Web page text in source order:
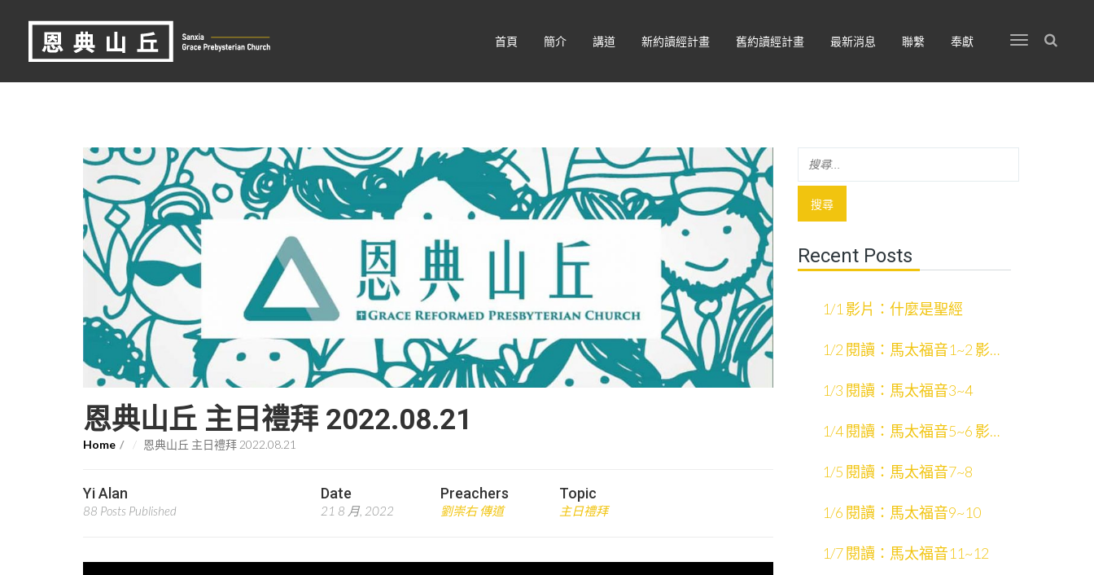
首頁 簡介 講道 新約讀經計畫 舊約讀經計畫 最新消息 聯繫 奉獻
恩典山丘 主日禮拜 2022.08.21
Home 恩典山丘 主日禮拜 2022.08.21
Yi Alan
88 Posts Published
Date
21 8 月, 2022
Preachers
劉崇右 傳道
Topic
主日禮拜
Recent Posts
1/1 影片：什麼是聖經
1/2 閱讀：馬太福音1~2 影
1/3 閱讀：馬太福音3~4
1/4 閱讀：馬太福音5~6 影
1/5 閱讀：馬太福音7~8
1/6 閱讀：馬太福音9~10
1/7 閱讀：馬太福音11~12